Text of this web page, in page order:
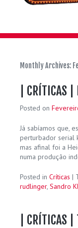
Monthly Archives:
|
Posted on
Já sabíamos que,
perturbador serial
mas afinal foi a
numa produção
Posted in Críticas |
rudlinger, Sandro
| CRÍTICAS